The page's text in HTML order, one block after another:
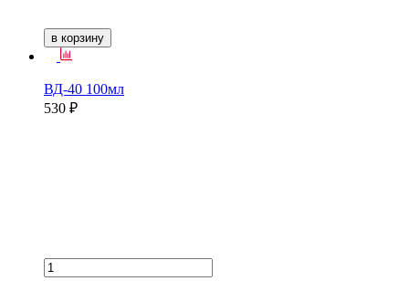
в корзину
ВД-40 100мл
530 ₽